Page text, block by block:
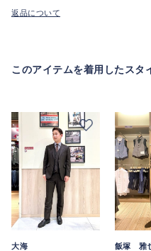
返品について
このアイテムを着用したスタ
大海
飯塚 雅